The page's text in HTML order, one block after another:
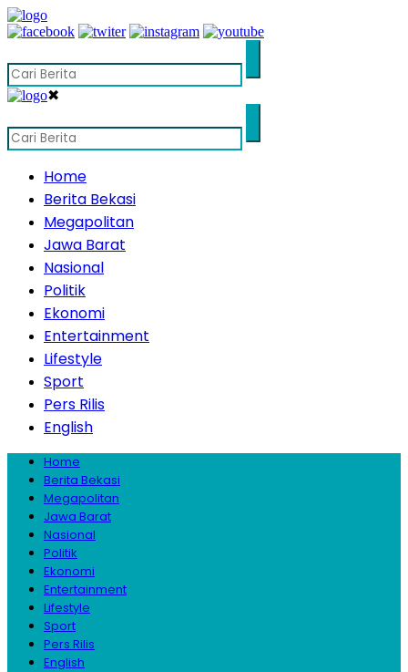
✖
Home
Berita Bekasi
Megapolitan
Jawa Barat
Nasional
Politik
Ekonomi
Entertainment
Lifestyle
Sport
Pers Rilis
English
Home
Berita Bekasi
Megapolitan
Jawa Barat
Nasional
Politik
Ekonomi
Entertainment
Lifestyle
Sport
Pers Rilis
English